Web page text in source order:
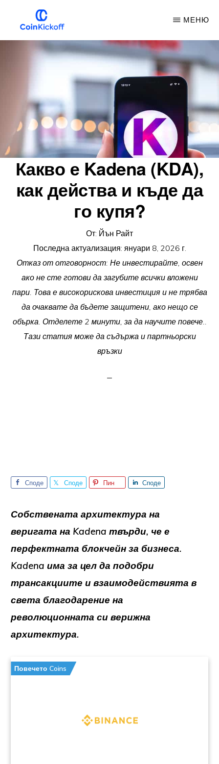
основното
съдържание
COIN
НАЧАЛЕН
МЕНЮ
Какво е Kadena (KDA),
как действа и къде да
го купя?
От: Йън Райт
Последна актуализация: януари 8, 2026 г.
Отказ от отговорност: Не инвестирайте, освен
ако не сте готови да загубите всички вложени
пари. Това е високорискова инвестиция и не трябва
да очаквате да бъдете защитени, ако нещо се
обърка. Отделете 2 минути, за да научите повече..
Тази статия може да съдържа и партньорски
връзки
Споде
Споде
Пин
Споде
Собствената архитектура на
веригата на Kadena твърди, че е
перфектната блокчейн за бизнеса.
Kadena има за цел да подобри
трансакциите и взаимодействията в
света благодарение на
революционната си верижна
архитектура.
Повечето Coins